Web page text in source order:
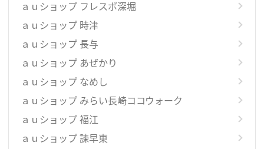
ａｕショップ フレスポ深堀
ａｕショップ 時津
ａｕショップ 長与
ａｕショップ あぜかり
ａｕショップ なめし
ａｕショップ みらい長崎ココウォーク
ａｕショップ 福江
ａｕショップ 諫早東